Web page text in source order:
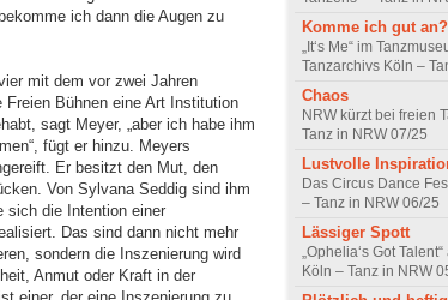
ich dann die Augen zu
mit dem vor zwei Jahren
Bühnen eine Art Institution
sagt Meyer, „aber ich habe ihm
fügt er hinzu. Meyers
Er besitzt den Mut, den
Von Sylvana Seddig sind ihm
sich die Intention einer
Das sind dann nicht mehr
sondern die Inszenierung wird
Anmut oder Kraft in der
Komme ich gut an?
„It‘s Me“ im
Tanzarchivs Köln –
Chaos
NRW kürzt bei freien
Tanz in NRW 07/25
Lustvolle
Das Circus Dance
– Tanz in NRW 06/25
Lässiger Spott
„Ophelia‘s Got
Köln – Tanz in NRW